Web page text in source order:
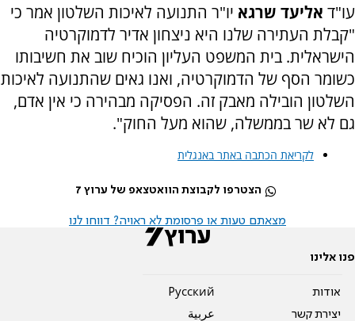
עו"ד אליעד שרגא יו"ר התנועה לאיכות השלטון אמר כי
"קבלת העתירה שלנו היא ניצחון אדיר לדמוקרטיה
הישראלית. בית המשפט העליון הוכיח שוב את חשיבותו
כשומר הסף של הדמוקרטיה, ואנו גאים שהתנועה לאיכות
השלטון הובילה מאבק זה. הפסיקה מבהירה כי אין אדם,
גם לא שר בממשלה, שהוא מעל החוק".
לקריאת הכתבה באתר באנגלית
הצטרפו לקבוצת הוואטצאפ של ערוץ 7
מצאתם טעות או פרסומת לא ראויה? דווחו לנו
פנו אלינו
אודות
יצירת קשר
Pусский
عربية